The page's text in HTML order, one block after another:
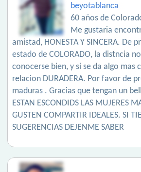
beyotablanca
60 años de
Me gustaria
amistad, HONESTA Y SINCERA. De
estado de COLORADO, la distncia
conocerse bien, y si se da algo mas
relacion DURADERA. Por favor de
maduras . Gracias que tengan un
ESTAN ESCONDIDS LAS MUJERES
GUSTEN COMPARTIR IDEALES. SI
SUGERENCIAS DEJENME SABER